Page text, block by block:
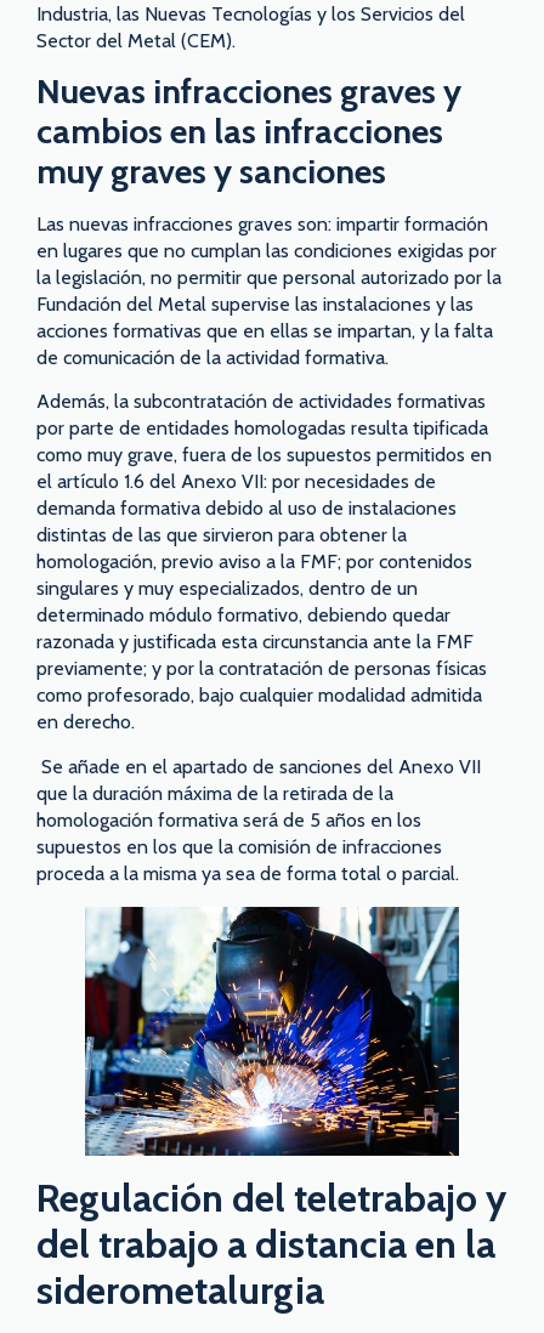
Industria, las Nuevas Tecnologías y los Servicios del
Sector del Metal (CEM).
Nuevas infracciones graves y
cambios en las infracciones
muy graves y sanciones
Las nuevas infracciones graves son: impartir formación
en lugares que no cumplan las condiciones exigidas por
la legislación, no permitir que personal autorizado por la
Fundación del Metal supervise las instalaciones y las
acciones formativas que en ellas se impartan, y la falta
de comunicación de la actividad formativa.
Además, la subcontratación de actividades formativas
por parte de entidades homologadas resulta tipificada
como muy grave, fuera de los supuestos permitidos en
el artículo 1.6 del Anexo VII: por necesidades de
demanda formativa debido al uso de instalaciones
distintas de las que sirvieron para obtener la
homologación, previo aviso a la FMF; por contenidos
singulares y muy especializados, dentro de un
determinado módulo formativo, debiendo quedar
razonada y justificada esta circunstancia ante la FMF
previamente; y por la contratación de personas físicas
como profesorado, bajo cualquier modalidad admitida
en derecho.
Se añade en el apartado de sanciones del Anexo VII
que la duración máxima de la retirada de la
homologación formativa será de 5 años en los
supuestos en los que la comisión de infracciones
proceda a la misma ya sea de forma total o parcial.
Regulación del teletrabajo y
del trabajo a distancia en la
siderometalurgia